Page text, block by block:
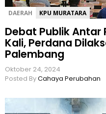
DAERAH KPU MURATARA
Debat Publik Antar
Kali, Perdana
Palembang
Oktober 24, 2024
Posted ByCahaya Perubahan